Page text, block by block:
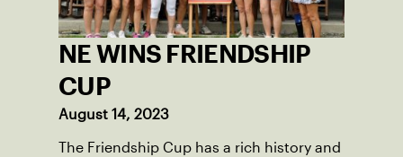
NE WINS FRIENDSHIP
CUP
August 14, 2023
The Friendship Cup has a rich history and